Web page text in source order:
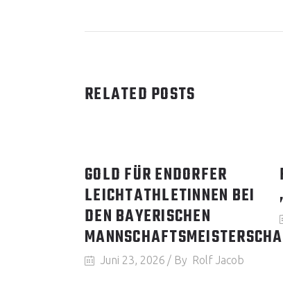
RELATED POSTS
GOLD FÜR ENDORFER
LEICHTATHLETINNEN BEI
DEN BAYERISCHEN
Juni 23, 2026 By Rolf Jacob